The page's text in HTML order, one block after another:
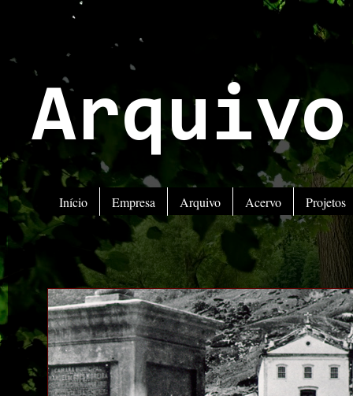
Início Empresa Arquivo Acervo Projetos